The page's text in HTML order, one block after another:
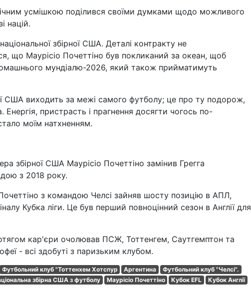
усмішкою поділився своїми думками щодо можливого
націй.
збірної США. Деталі контракту не
що Маурісіо Почеттіно був покликаний за океан, щоб
мундіалю-2026, який також прийматимуть
США виходить за межі самого футболу; це про ту подорож,
пристрасть і прагнення досягти чогось по-
моїм натхненням.
збірної США Маурісіо Почеттіно замінив Грегга
з 2018 року.
з командою Челсі зайняв шосту позицію в АПЛ,
Кубка ліги. Це був перший повноцінний сезон в Англії для
кар'єри очолював ПСЖ, Тоттенгем, Саутгемптон та
- всі здобуті з паризьким клубом.
Футбольний клуб "Тоттенхем Хотспур Аргентина
Футбольний клуб "Челсі".
збірна США з футболу Маурісіо Почеттіно Кубок EFL
Кубок Англії